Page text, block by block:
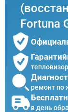
Fortuna
ремонт по
в день